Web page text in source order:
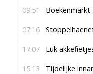
09:51 Boekenmarkt
07:16
17:07 Luk
15:13 Tijdelijke